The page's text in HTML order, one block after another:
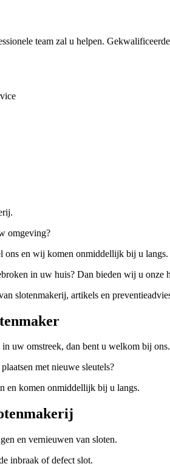
team zal u helpen.
omgeving?
ons en wij komen onmiddellijk bij u langs.
in uw huis? Dan bieden wij u
slotenmakerij, artikels en
uw omstreek, dan bent u welkom bij
met nieuwe sleutels?
en komen onmiddellijk bij u langs.
en vernieuwen van sloten.
inbraak of defect slot.